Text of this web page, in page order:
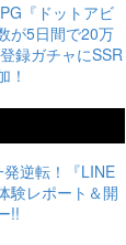
『ドットアビ
が5日間で20万
録ガチャにSSR
！
逆転！『LINE
験レポート＆開
!!